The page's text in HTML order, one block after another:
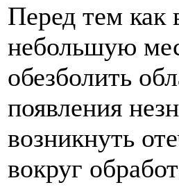
Перед тем как
небольшую
обезболить
появления
возникнуть
вокруг